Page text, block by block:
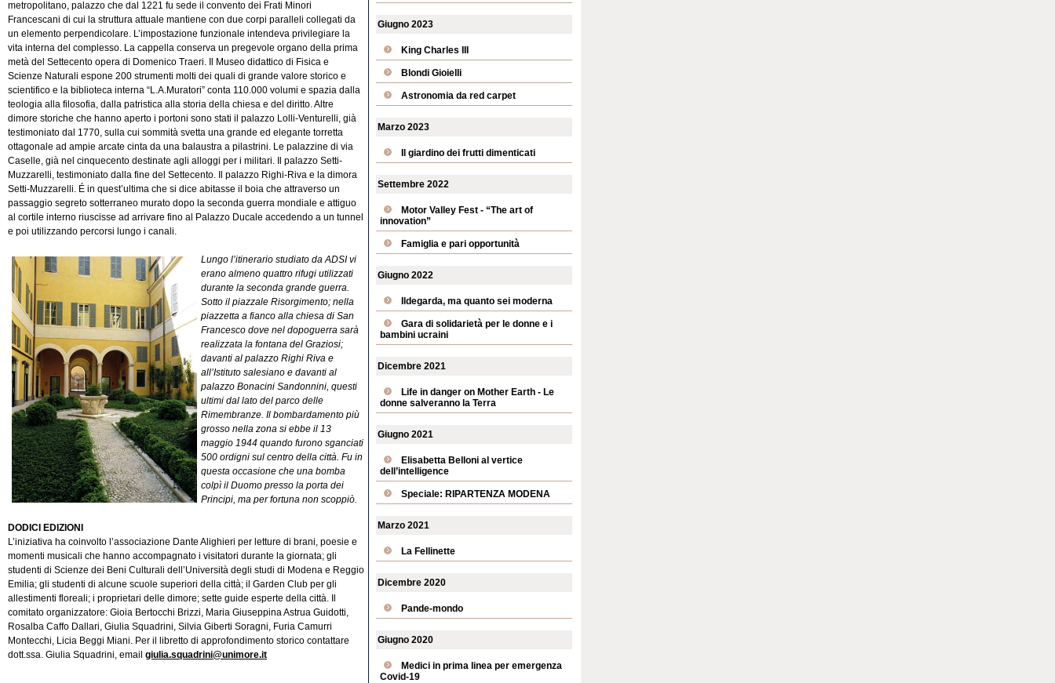
metropolitano, palazzo che dal 1221 fu sede il convento dei Frati Minori
Francescani di cui la struttura attuale mantiene con due corpi paralleli collegati da
un elemento perpendicolare. L’impostazione funzionale intendeva privilegiare la
vita interna del complesso. La cappella conserva un pregevole organo della prima
metà del Settecento opera di Domenico Traeri. Il Museo didattico di Fisica e
Scienze Naturali espone 200 strumenti molti dei quali di grande valore storico e
scientifico e la biblioteca interna “L.A.Muratori” conta 110.000 volumi e spazia dalla
teologia alla filosofia, dalla patristica alla storia della chiesa e del diritto. Altre
dimore storiche che hanno aperto i portoni sono stati il palazzo Lolli-Venturelli, già
testimoniato dal 1770, sulla cui sommità svetta una grande ed elegante torretta
ottagonale ad ampie arcate cinta da una balaustra a pilastrini. Le palazzine di via
Caselle, già nel cinquecento destinate agli alloggi per i militari. Il palazzo Setti-
Muzzarelli, testimoniato dalla fine del Settecento. Il palazzo Righi-Riva e la dimora
Setti-Muzzarelli. É in quest’ultima che si dice abitasse il boia che attraverso un
passaggio segreto sotterraneo murato dopo la seconda guerra mondiale e attiguo
al cortile interno riuscisse ad arrivare fino al Palazzo Ducale accedendo a un tunnel
e poi utilizzando percorsi lungo i canali.
Lungo l’itinerario studiato da ADSI vi
erano almeno quattro rifugi utilizzati
durante la seconda grande guerra.
Sotto il piazzale Risorgimento; nella
piazzetta a fianco alla chiesa di San
Francesco dove nel dopoguerra sarà
realizzata la fontana del Graziosi;
davanti al palazzo Righi Riva e
all’Istituto salesiano e davanti al
palazzo Bonacini Sandonnini, questi
ultimi dal lato del parco delle
Rimembranze. Il bombardamento più
grosso nella zona si ebbe il 13
maggio 1944 quando furono sganciati
500 ordigni sul centro della città. Fu in
questa occasione che una bomba
colpì il Duomo presso la porta dei
Principi, ma per fortuna non scoppiò.
DODICI EDIZIONI
L’iniziativa ha coinvolto l’associazione Dante Alighieri per letture di brani, poesie e
momenti musicali che hanno accompagnato i visitatori durante la giornata; gli
studenti di Scienze dei Beni Culturali dell’Università degli studi di Modena e Reggio
Emilia; gli studenti di alcune scuole superiori della città; il Garden Club per gli
allestimenti floreali; i proprietari delle dimore; sette guide esperte della città. Il
comitato organizzatore: Gioia Bertocchi Brizzi, Maria Giuseppina Astrua Guidotti,
Rosalba Caffo Dallari, Giulia Squadrini, Silvia Giberti Soragni, Furia Camurri
Montecchi, Licia Beggi Miani. Per il libretto di approfondimento storico contattare
dott.ssa. Giulia Squadrini, email giulia.squadrini@unimore.it
Giugno 2023
King Charles III
Blondi Gioielli
Astronomia da red carpet
Marzo 2023
Il giardino dei frutti dimenticati
Settembre 2022
Motor Valley Fest - “The art of
innovation”
Famiglia e pari opportunità
Giugno 2022
Ildegarda, ma quanto sei moderna
Gara di solidarietà per le donne e i
bambini ucraini
Dicembre 2021
Life in danger on Mother Earth - Le
donne salveranno la Terra
Giugno 2021
Elisabetta Belloni al vertice
dell’intelligence
Speciale: RIPARTENZA MODENA
Marzo 2021
La Fellinette
Dicembre 2020
Pande-mondo
Giugno 2020
Medici in prima linea per emergenza
Covid-19